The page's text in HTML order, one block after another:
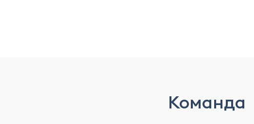
Команда